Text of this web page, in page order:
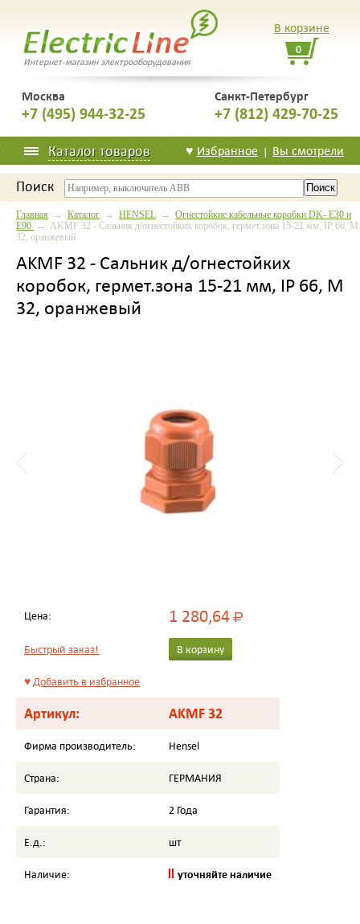
Интернет-магазин электрооборудования
Москва
+7 (495) 944-32-25
Санкт-Петербург
+7 (812) 429-70-25
В корзине
0
Каталог товаров ♥ Избранное | Вы смотрели
Поиск
Главная → Каталог → HENSEL → Огнестойкие кабельные коробки DK- E30 и
E90 → AKMF 32 - Сальник д/огнестойких коробок, гермет.зона 15-21 мм, IP 66, M
32, оранжевый
AKMF 32 - Сальник д/огнестойких
коробок, гермет.зона 15-21 мм, IP 66, M
32, оранжевый
Цена: 1 280,64Р
Быстрый заказ! В корзину
♥Добавить в избранное
Артикул: AKMF 32
Фирма производитель: Hensel
Страна: ГЕРМАНИЯ
Гарантия: 2 Года
Е.д.: шт
Наличие: уточняйте наличие